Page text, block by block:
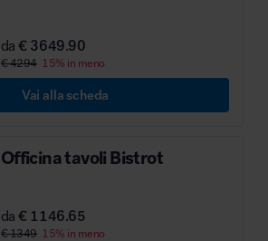
da€ 3649.90
€ 4294 15% in meno
Vai alla scheda
Officina tavoli Bistrot
da€ 1146.65
€ 1349 15% in meno